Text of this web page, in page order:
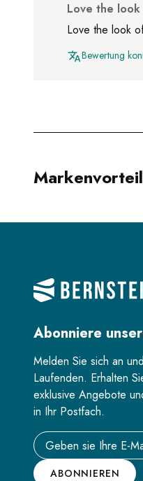
Love the
Love the look
Bewertung
Abonniere
Melden Sie sich an
Laufenden. Erhalten
exklusive Angebote
in Ihr Postfach.
Email address
ABONNIEREN